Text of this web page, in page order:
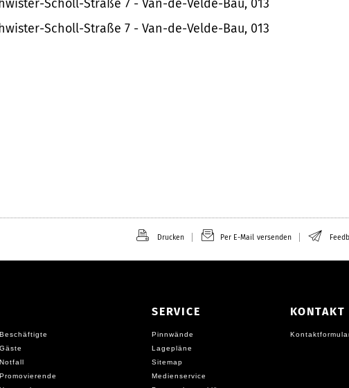
Scholl-Straße 7 - Van-de-Velde-Bau, 013
Scholl-Straße 7 - Van-de-Velde-Bau, 013
Drucken Per E-Mail versenden
Beschäftigte
Gäste
Notfall
Promovierende
SERVICE
Pinnwände
Lagepläne
Sitemap
Medienservice
KONTAKT